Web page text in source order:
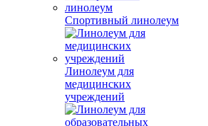
Спортивный линолеум
Линолеум для
медицинских
учреждений